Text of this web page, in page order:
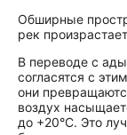
Обширные
рек
В переводе с
согласятся с
они
воздух
до +20°C. Это